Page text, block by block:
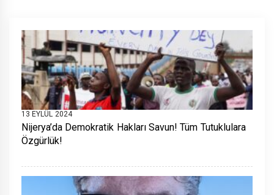
13 EYLÜL 2024
Nijerya’da Demokratik Hakları Savun! Tüm Tutuklulara
Özgürlük!